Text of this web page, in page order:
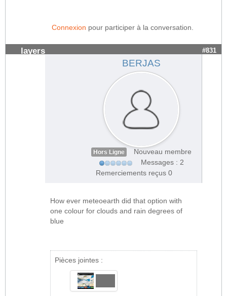
Connexion pour participer à la conversation.
layers #831
BERJAS
Hors Ligne
Nouveau membre
Messages : 2
Remerciements reçus 0
How ever meteoearth did that option with
one colour for clouds and rain degrees of
blue
Pièces jointes :